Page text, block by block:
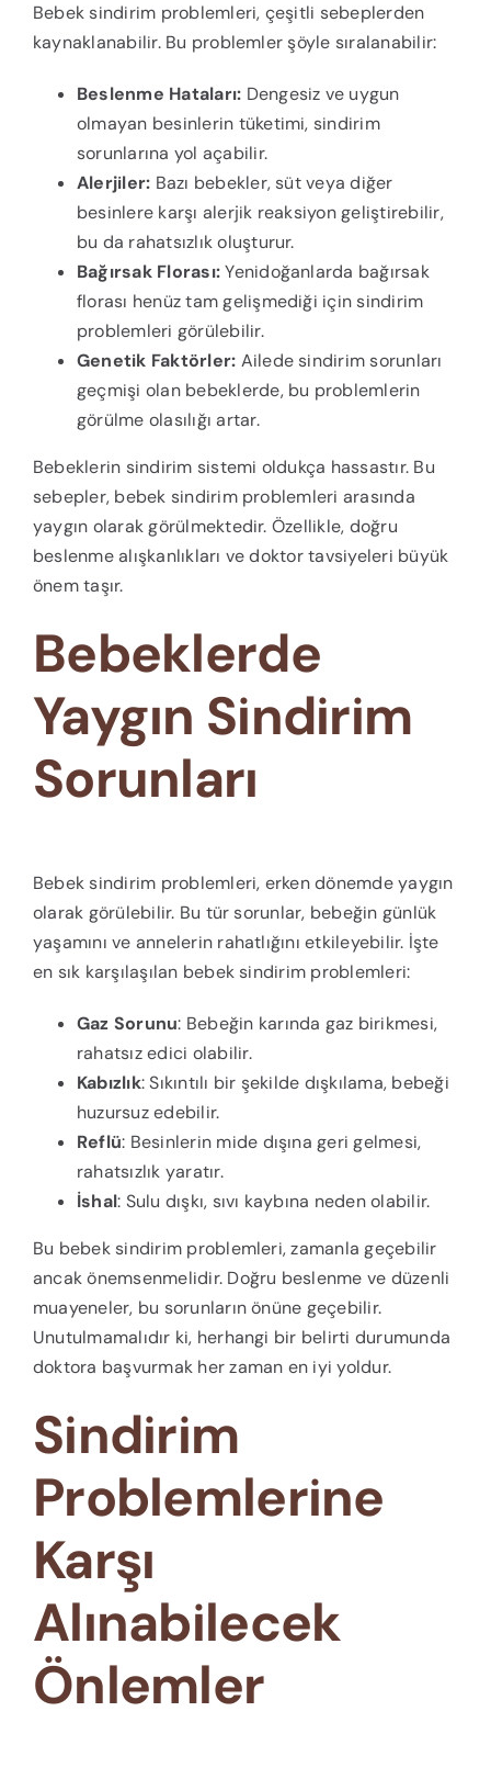
Bebek sindirim problemleri, çeşitli sebeplerden
kaynaklanabilir. Bu problemler şöyle sıralanabilir:
Beslenme Hataları: Dengesiz ve uygun
olmayan besinlerin tüketimi, sindirim
sorunlarına yol açabilir.
Alerjiler: Bazı bebekler, süt veya diğer
besinlere karşı alerjik reaksiyon geliştirebilir,
bu da rahatsızlık oluşturur.
Bağırsak Florası:Yenidoğanlarda bağırsak
florası henüz tam gelişmediği için sindirim
problemleri görülebilir.
Genetik Faktörler: Ailede sindirim sorunları
geçmişi olan bebeklerde, bu problemlerin
görülme olasılığı artar.
Bebeklerin sindirim sistemi oldukça hassastır. Bu
sebepler, bebek sindirim problemleri arasında
yaygın olarak görülmektedir. Özellikle, doğru
beslenme alışkanlıkları ve doktor tavsiyeleri büyük
önem taşır.
Bebeklerde
Yaygın Sindirim
Sorunları
Bebek sindirim problemleri, erken dönemde yaygın
olarak görülebilir. Bu tür sorunlar, bebeğin günlük
yaşamını ve annelerin rahatlığını etkileyebilir. İşte
en sık karşılaşılan bebek sindirim problemleri:
Gaz Sorunu: Bebeğin karında gaz birikmesi,
rahatsız edici olabilir.
Kabızlık: Sıkıntılı bir şekilde dışkılama, bebeği
huzursuz edebilir.
Reflü: Besinlerin mide dışına geri gelmesi,
rahatsızlık yaratır.
İshal: Sulu dışkı, sıvı kaybına neden olabilir.
Bu bebek sindirim problemleri, zamanla geçebilir
ancak önemsenmelidir. Doğru beslenme ve düzenli
muayeneler, bu sorunların önüne geçebilir.
Unutulmamalıdır ki, herhangi bir belirti durumunda
doktora başvurmak her zaman en iyi yoldur.
Sindirim
Problemlerine
Karşı
Alınabilecek
Önlemler